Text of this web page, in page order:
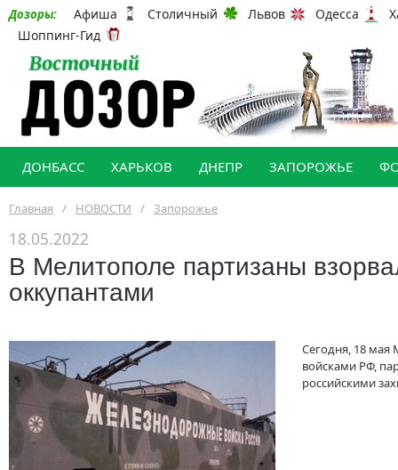
Дозоры: Афиша Столичный Львов Одесса
Шоппинг-Гид
ДОНБАСС ХАРЬКОВ ДНЕПР ЗАПОРОЖЬЕ
Главная / НОВОСТИ / Запорожье
18.05.2022
В Мелитополе партизаны
оккупантами
Сегодня, 18 мая
войсками РФ,
российскими